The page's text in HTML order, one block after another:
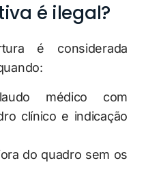
é ilegal?
é considerada
médico com
clínico e indicação
do quadro sem os